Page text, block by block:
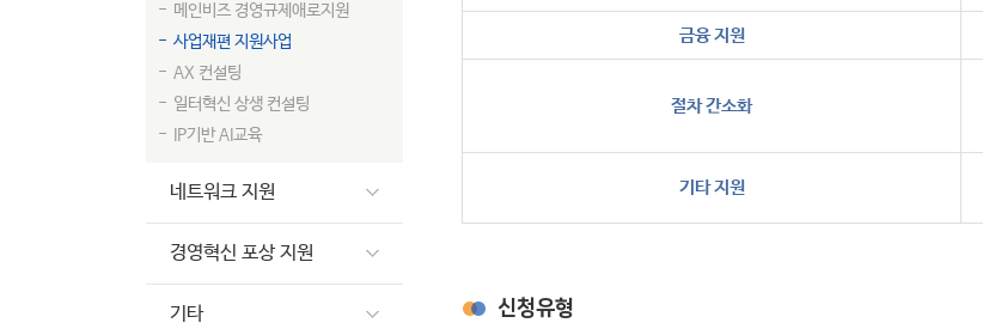
메인비즈 경영규제애로지원
사업재편 지원사업
AX 컨설팅
일터혁신 상생 컨설팅
IP기반 AI교육
네트워크 지원
경영혁신 포상 지원
기타
금융 지원
절차 간소화
기타 지원
신청유형